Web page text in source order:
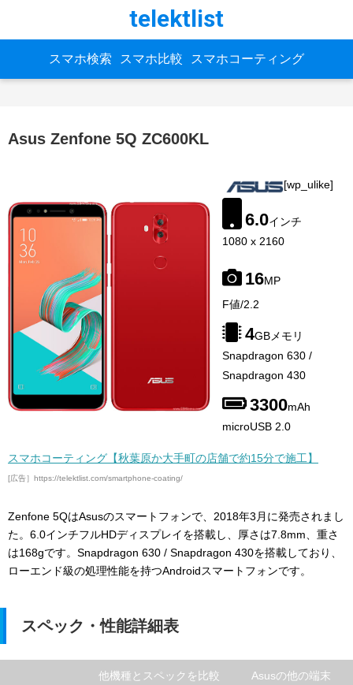
telektlist
スマホ検索 スマホ比較 スマホコーティング
Asus Zenfone 5Q ZC600KL
image-
[wp_ulike]
6.0インチ
1080 x 2160
16MP
F値/2.2
4GBメモリ
Snapdragon 630 /
Snapdragon 430
3300mAh
microUSB 2.0
スマホコーティング【秋葉原か大手町の店舗で約15分で施工】
[広告］https://telektlist.com/smartphone-coating/
Zenfone 5QはAsusのスマートフォンで、2018年3月に発売されまし
た。6.0インチフルHDディスプレイを搭載し、厚さは7.8mm、重さ
は168gです。Snapdragon 630 / Snapdragon 430を搭載しており、
ローエンド級の処理性能を持つAndroidスマートフォンです。
スペック・性能詳細表
Asusの他の端末
他機種とスペックを比較